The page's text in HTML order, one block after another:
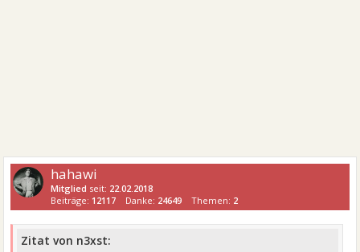
hahawi
Mitglied seit: 22.02.2018
Beiträge: 12117 Danke: 24649 Themen: 2
Zitat von n3xst: